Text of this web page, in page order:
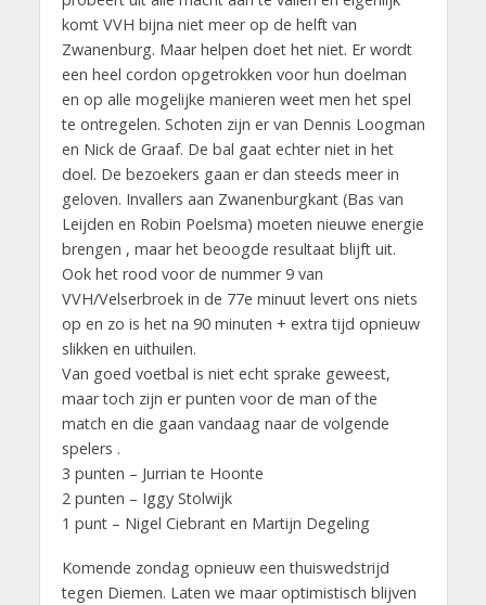
komt VVH bijna niet meer op de helft van
Zwanenburg. Maar helpen doet het niet. Er wordt
een heel cordon opgetrokken voor hun doelman
en op alle mogelijke manieren weet men het spel
te ontregelen. Schoten zijn er van Dennis Loogman
en Nick de Graaf. De bal gaat echter niet in het
doel. De bezoekers gaan er dan steeds meer in
geloven. Invallers aan Zwanenburgkant (Bas van
Leijden en Robin Poelsma) moeten nieuwe energie
brengen , maar het beoogde resultaat blijft uit.
Ook het rood voor de nummer 9 van
VVH/Velserbroek in de 77e minuut levert ons niets
op en zo is het na 90 minuten + extra tijd opnieuw
slikken en uithuilen.
Van goed voetbal is niet echt sprake geweest,
maar toch zijn er punten voor de man of the
match en die gaan vandaag naar de volgende
spelers .
3 punten – Jurrian te Hoonte
2 punten – Iggy Stolwijk
1 punt – Nigel Ciebrant en Martijn Degeling
Komende zondag opnieuw een thuiswedstrijd
tegen Diemen. Laten we maar optimistisch blijven